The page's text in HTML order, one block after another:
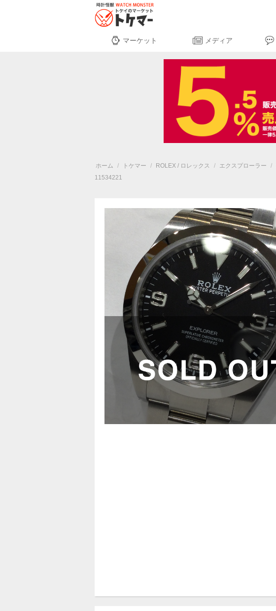
マーケット メディア
ホーム / トケマー / ROLEX / ロレックス / エクスプローラー /
11534221